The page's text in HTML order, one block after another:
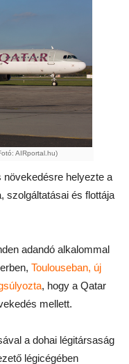
AIRportal.hu)
növekedésre helyezte a
szolgáltatásai és flottája
adandó alkalommal
Toulouseban, új
, hogy a Qatar
mellett.
a dohai légitársaság
légicégében